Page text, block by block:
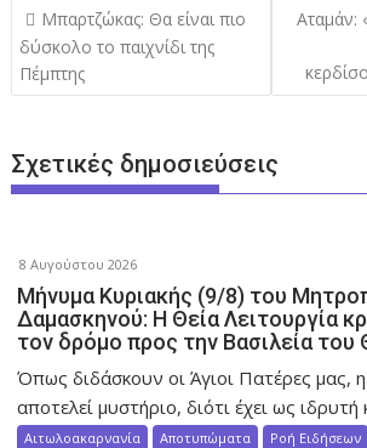
Π
λ
ο
η
ά
ρ
θ
ρ
ω
ν
Μπαρτζώκας: Θα είναι πιο
δύσκολο το παιχνίδι της
Πέμπτης
Αταμάν:
Σχετικές δημοσιεύσεις
8 Αυγούστου 2026
Μήνυμα Κυριακής (9/8) του
Δαμασκηνού: Η Θεία Λειτουργία
τον δρόμο προς την Βασιλεία του
Όπως διδάσκουν οι Άγιοι Πατέρες μας,
αποτελεί μυστήριο, διότι έχει ως ιδρυτή
Αιτωλοακαρνανία Αποτυπώματα Ροή Ειδήσεων